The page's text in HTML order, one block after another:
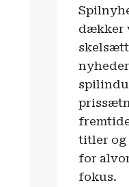
dækker
titler og
for
fokus.